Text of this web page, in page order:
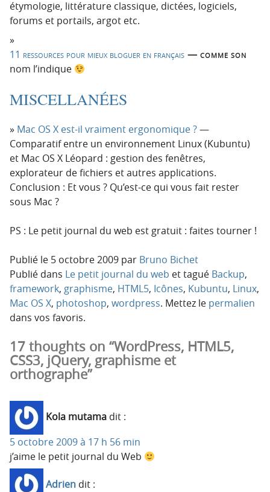
étymologie, littérature classique, dictées, logiciels,
forums et portails, argot etc.
11 ressources pour mieux bloguer en français — comme son
nom l’indique
MISCELLANÉES
Mac OS X est-il vraiment ergonomique ?—
Comparatif entre un environnement Linux (Kubuntu)
et Mac OS X Léopard : gestion des fenêtres,
explorateur de fichiers et autres applications.
Conclusion : Et vous ? Qu’est-​ce qui vous fait rester
sous Mac ?
PS : Le petit journal du web est gratuit : faites tourner !
Publié le 5 octobre 2009 par Bruno Bichet
Publié dans Le petit journal du web et tagué Backup,
framework, graphisme, HTML5, Icônes, Kubuntu, Linux,
Mac OS X, photoshop, wordpress. Mettez le permalien
dans vos favoris.
17 thoughts on “WordPress, HTML5,
CSS3, jQuery, graphisme et
orthographe”
Kola mutama dit :
5 octobre 2009 à 17 h 56 min
j’aime le petit journal du Web
Adrien dit :